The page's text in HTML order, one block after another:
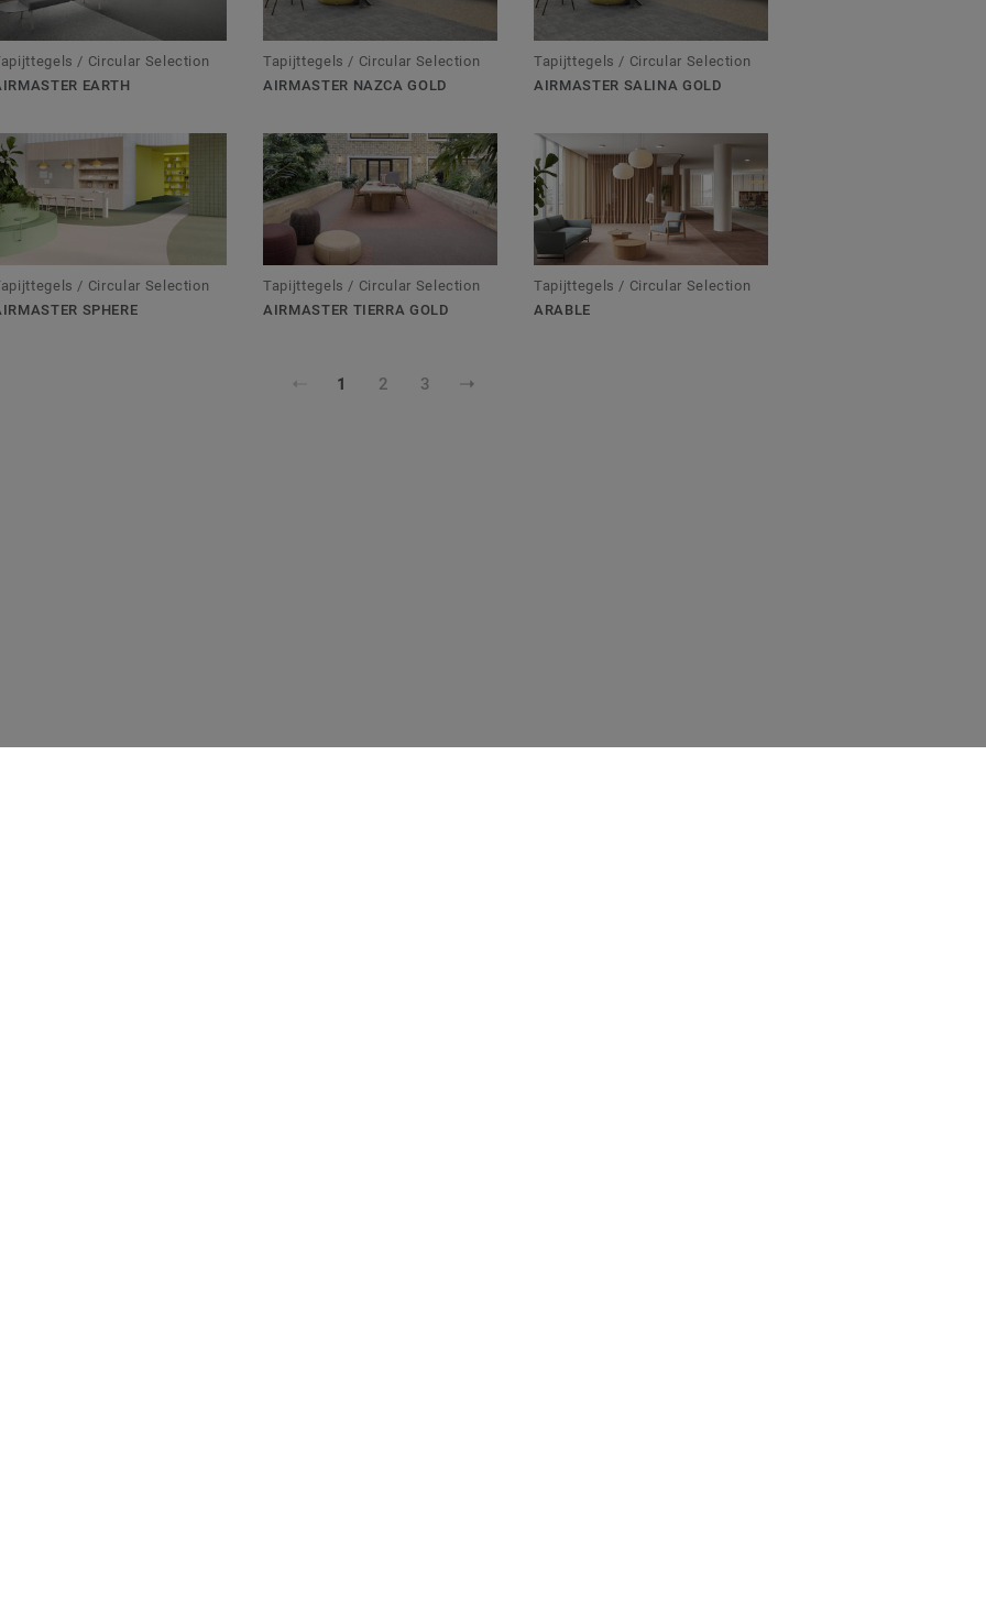
/ Circular Selection
EARTH
Tapijttegels / Circular Selection
AIRMASTER NAZCA GOLD
Tapijttegels / Circular Selection
AIRMASTER SALINA GOLD
/ Circular Selection
SPHERE
Tapijttegels / Circular Selection
AIRMASTER TIERRA GOLD
Tapijttegels / Circular Selection
ARABLE
1 2 3